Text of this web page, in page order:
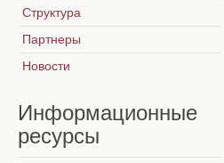
Структура
Партнеры
Новости
Информационные
ресурсы